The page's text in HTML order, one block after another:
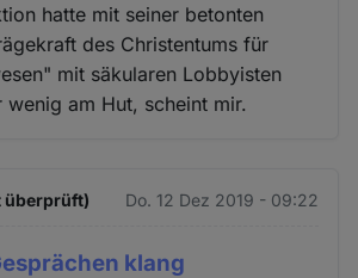
hatte mit seiner betonten
des Christentums für
mit säkularen Lobbyisten
am Hut, scheint mir.
überprüft) Do. 12 Dez 2019 - 09:22
klang